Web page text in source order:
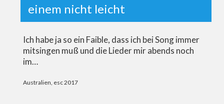
einem nicht leicht
Ich habe ja so ein Faible, dass ich bei Song immer
mitsingen muß und die Lieder mir abends noch
im…
Australien esc 2017